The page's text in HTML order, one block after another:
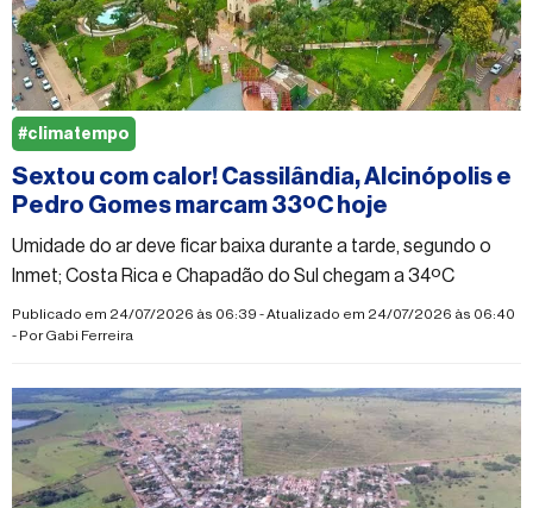
Sextou com calor! Cassilândia, Alcinópolis e
Pedro Gomes marcam 33ºC hoje
Umidade do ar deve ficar baixa durante a tarde, segundo o
Inmet; Costa Rica e Chapadão do Sul chegam a 34ºC
Publicado em 24/07/2026 às 06:39 - Atualizado em 24/07/2026 às 06:40
- PorGabi Ferreira
#climatempo